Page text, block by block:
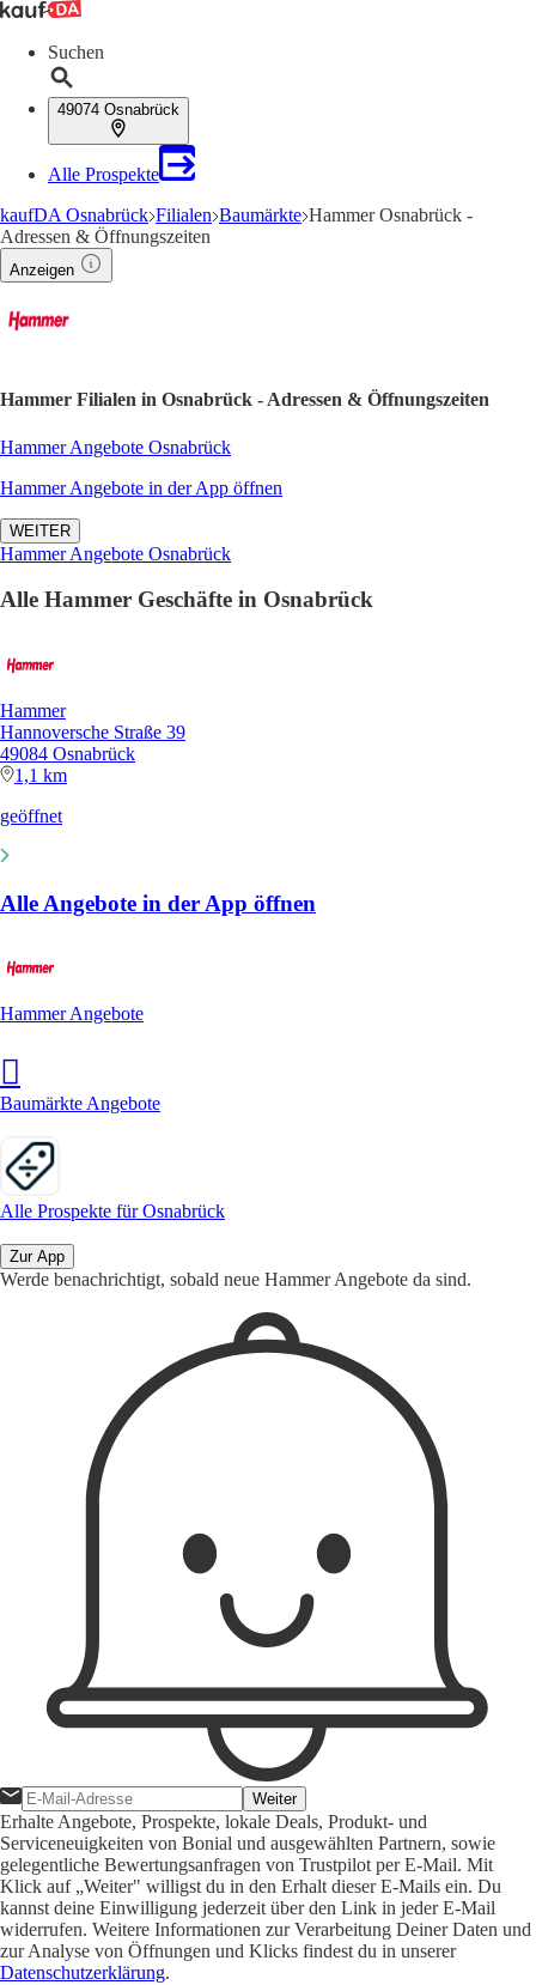
Suchen
49074 Osnabrück
Alle Prospekte
kaufDA Osnabrück Filialen Baumärkte Hammer Osnabrück -
Adressen & Öffnungszeiten
Anzeigen
Hammer Filialen in Osnabrück - Adressen & Öffnungszeiten
Hammer Angebote Osnabrück
Hammer Angebote in der App öffnen
WEITER
Hammer Angebote Osnabrück
Alle Hammer Geschäfte in Osnabrück
Hammer
Hannoversche Straße 39
49084 Osnabrück
1,1 km
geöffnet
Alle Angebote in der App öffnen
Hammer Angebote
Baumärkte Angebote
Alle Prospekte für Osnabrück
Zur App
Werde benachrichtigt, sobald neue Hammer Angebote da sind.
Weiter
Erhalte Angebote, Prospekte, lokale Deals, Produkt- und
Serviceneuigkeiten von Bonial und ausgewählten Partnern, sowie
gelegentliche Bewertungsanfragen von Trustpilot per E-Mail. Mit
Klick auf „Weiter" willigst du in den Erhalt dieser E-Mails ein. Du
kannst deine Einwilligung jederzeit über den Link in jeder E-Mail
widerrufen. Weitere Informationen zur Verarbeitung Deiner Daten und
zur Analyse von Öffnungen und Klicks findest du in unserer
Datenschutzerklärung.